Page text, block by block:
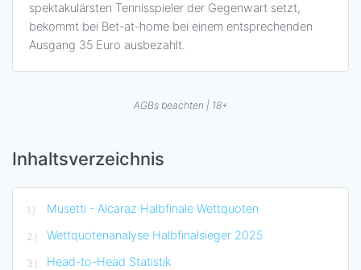
spektakulärsten Tennisspieler der Gegenwart setzt,
bekommt bei Bet-at-home bei einem entsprechenden
Ausgang 35 Euro ausbezahlt.
AGBs beachten | 18+
Inhaltsverzeichnis
Musetti - Alcaraz Halbfinale Wettquoten
Wettquotenanalyse Halbfinalsieger 2025
Head-to-Head Statistik